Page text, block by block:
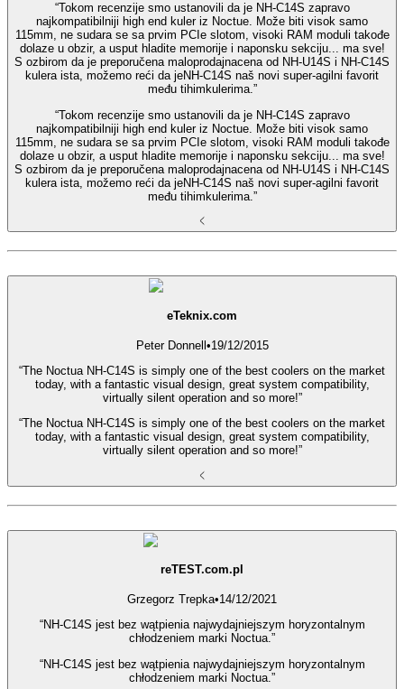
“Tokom recenzije smo ustanovili da je NH-C14S zapravo
najkompatibilniji high end kuler iz Noctue. Može biti visok samo
115mm, ne sudara se sa prvim PCIe slotom, visoki RAM moduli takođe
dolaze u obzir, a usput hladite memorije i naponsku sekciju... ma sve!
S ozbirom da je preporučena maloprodajnacena od NH-U14S i NH-C14S
kulera ista, možemo reći da jeNH-C14S naš novi super-agilni favorit
među tihimkulerima.”
“Tokom recenzije smo ustanovili da je NH-C14S zapravo
najkompatibilniji high end kuler iz Noctue. Može biti visok samo
115mm, ne sudara se sa prvim PCIe slotom, visoki RAM moduli takođe
dolaze u obzir, a usput hladite memorije i naponsku sekciju... ma sve!
S ozbirom da je preporučena maloprodajnacena od NH-U14S i NH-C14S
kulera ista, možemo reći da jeNH-C14S naš novi super-agilni favorit
među tihimkulerima.”
eTeknix.com
Peter Donnell•19/12/2015
“The Noctua NH-C14S is simply one of the best coolers on the market
today, with a fantastic visual design, great system compatibility,
virtually silent operation and so more!”
“The Noctua NH-C14S is simply one of the best coolers on the market
today, with a fantastic visual design, great system compatibility,
virtually silent operation and so more!”
reTEST.com.pl
Grzegorz Trepka•14/12/2021
“NH-C14S jest bez wątpienia najwydajniejszym horyzontalnym
chłodzeniem marki Noctua.”
“NH-C14S jest bez wątpienia najwydajniejszym horyzontalnym
chłodzeniem marki Noctua.”